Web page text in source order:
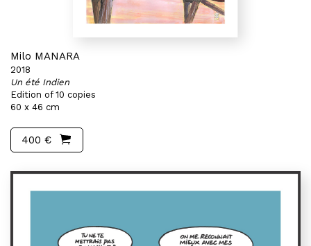
Milo MANARA
2018
Un été Indien
Edition of 10 copies
60 x 46 cm
400 €